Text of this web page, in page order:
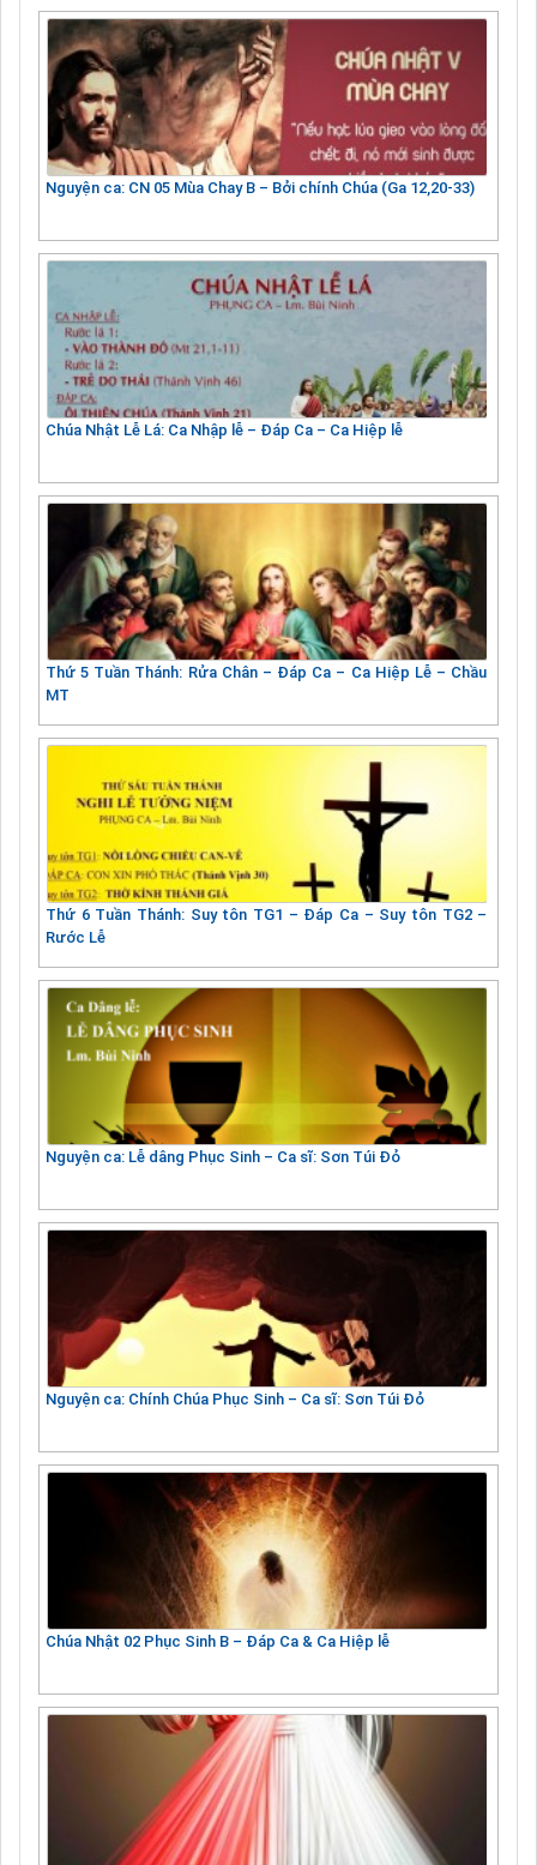
Nguyện ca: CN 05 Mùa Chay B – Bởi chính Chúa (Ga 12,20-33)
Chúa Nhật Lễ Lá: Ca Nhập lễ – Đáp Ca – Ca Hiệp lễ
Thứ 5 Tuần Thánh: Rửa Chân – Đáp Ca – Ca Hiệp Lễ – Chầu
MT
Thứ 6 Tuần Thánh: Suy tôn TG1 – Đáp Ca – Suy tôn TG2 –
Rước Lễ
Nguyện ca: Lễ dâng Phục Sinh – Ca sĩ: Sơn Túi Đỏ
Nguyện ca: Chính Chúa Phục Sinh – Ca sĩ: Sơn Túi Đỏ
Chúa Nhật 02 Phục Sinh B – Đáp Ca & Ca Hiệp lễ